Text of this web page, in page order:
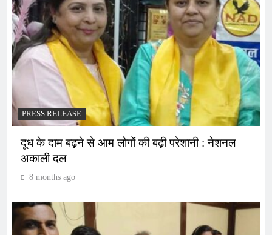
PRESS RELEASE
दूध के दाम बढ़ने से आम लोगों की बढ़ी परेशानी : नेशनल
अकाली दल
8 months ago